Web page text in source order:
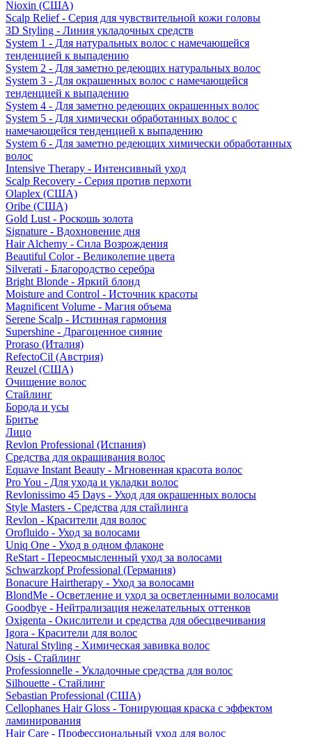
Nioxin (США)
Scalp Relief - Серия для чувствительной кожи головы
3D Styling - Линия укладочных средств
System 1 - Для натуральных волос с намечающейся
тенденцией к выпадению
System 2 - Для заметно редеющих натуральных волос
System 3 - Для окрашенных волос с намечающейся
тенденцией к выпадению
System 4 - Для заметно редеющих окрашенных волос
System 5 - Для химически обработанных волос с
намечающейся тенденцией к выпадению
System 6 - Для заметно редеющих химически обработанных
волос
Intensive Therapy - Интенсивный уход
Scalp Recovery - Серия против перхоти
Olaplex (США)
Oribe (США)
Gold Lust - Роскошь золота
Signature - Вдохновение дня
Hair Alchemy - Сила Возрождения
Beautiful Color - Великолепие цвета
Silverati - Благородство серебра
Bright Blonde - Яркий блонд
Moisture and Control - Источник красоты
Magnificent Volume - Магия объема
Serene Scalp - Истинная гармония
Supershine - Драгоценное сияние
Proraso (Италия)
RefectoCil (Австрия)
Reuzel (США)
Очищение волос
Стайлинг
Борода и усы
Бритье
Лицо
Revlon Professional (Испания)
Средства для окрашивания волос
Equave Instant Beauty - Мгновенная красота волос
Pro You - Для ухода и укладки волос
Revlonissimo 45 Days - Уход для окрашенных волосы
Style Masters - Средства для стайлинга
Revlon - Красители для волос
Orofluido - Уход за волосами
Uniq One - Уход в одном флаконе
ReStart - Переосмысленный уход за волосами
Schwarzkopf Professional (Германия)
Bonacure Hairtherapy - Уход за волосами
BlondMe - Осветление и уход за осветленными волосами
Goodbye - Нейтрализация нежелательных оттенков
Oxigenta - Окислители и средства для обесцвечивания
Igora - Красители для волос
Natural Styling - Химическая завивка волос
Osis - Стайлинг
Professionnelle - Укладочные средства для волос
Silhouette - Стайлинг
Sebastian Professional (США)
Cellophanes Hair Gloss - Тонирующая краска с эффектом
ламинирования
Hair Care - Профессиональный уход для волос